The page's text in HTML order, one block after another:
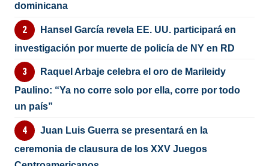
dominicana
Hansel García revela EE. UU. participará en
investigación por muerte de policía de NY en RD
Raquel Arbaje celebra el oro de Marileidy
Paulino: “Ya no corre solo por ella, corre por todo
un país”
Juan Luis Guerra se presentará en la
ceremonia de clausura de los XXV Juegos